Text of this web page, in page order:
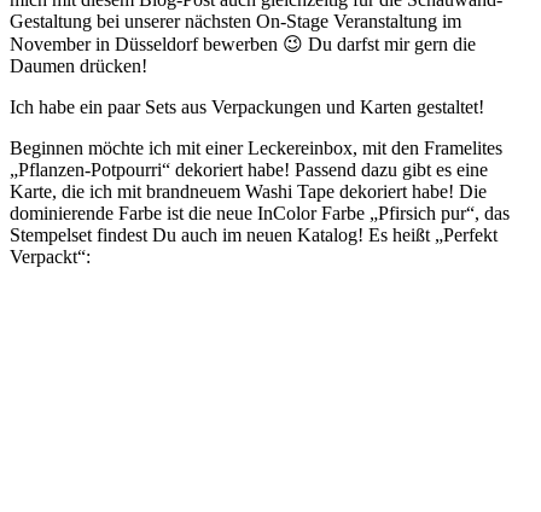
Gestaltung bei unserer nächsten On-Stage Veranstaltung im
November in Düsseldorf bewerben 😉 Du darfst mir gern die
Daumen drücken!
Ich habe ein paar Sets aus Verpackungen und Karten gestaltet!
Beginnen möchte ich mit einer Leckereinbox, mit den Framelites
„Pflanzen-Potpourri“ dekoriert habe! Passend dazu gibt es eine
Karte, die ich mit brandneuem Washi Tape dekoriert habe! Die
dominierende Farbe ist die neue InColor Farbe „Pfirsich pur“, das
Stempelset findest Du auch im neuen Katalog! Es heißt „Perfekt
Verpackt“: